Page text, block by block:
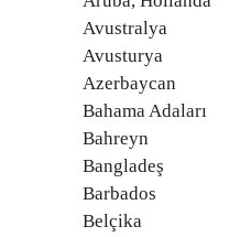
Avustralya
Avusturya
Azerbaycan
Bahama Adaları
Bahreyn
Bangladeş
Barbados
Belçika